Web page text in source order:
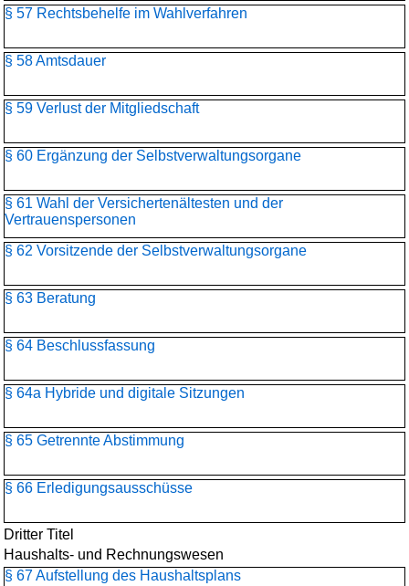
§ 57 Rechtsbehelfe im Wahlverfahren
§ 58 Amtsdauer
§ 59 Verlust der Mitgliedschaft
§ 60 Ergänzung der Selbstverwaltungsorgane
§ 61 Wahl der Versichertenältesten und der
Vertrauenspersonen
§ 62 Vorsitzende der Selbstverwaltungsorgane
§ 63 Beratung
§ 64 Beschlussfassung
§ 64a Hybride und digitale Sitzungen
§ 65 Getrennte Abstimmung
§ 66 Erledigungsausschüsse
Dritter Titel
Haushalts- und Rechnungswesen
§ 67 Aufstellung des Haushaltsplans